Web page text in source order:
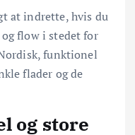
at indrette, hvis du
flow i stedet for
funktionel
flader og de
og store